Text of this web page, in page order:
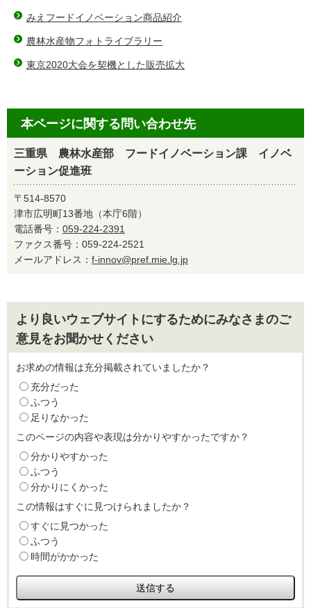
みえフードイノベーション商品紹介
農林水産物フォトライブラリー
東京2020大会を契機とした販売拡大
本ページに関する問い合わせ先
三重県 農林水産部 フードイノベーション課 イノベ
ーション促進班
〒514-8570
津市広明町13番地（本庁6階）
電話番号： 059-224-2391
ファクス番号：059-224-2521
メールアドレス： f-innov@pref.mie.lg.jp
より良いウェブサイトにするためにみなさまのご
意見をお聞かせください
お求めの情報は充分掲載されていましたか？
充分だった
ふつう
足りなかった
このページの内容や表現は分かりやすかったですか？
分かりやすかった
ふつう
分かりにくかった
この情報はすぐに見つけられましたか？
すぐに見つかった
ふつう
時間がかかった